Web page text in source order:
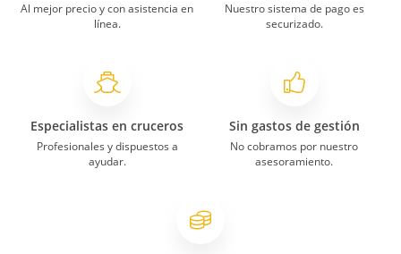
Al mejor precio y con asistencia en
línea.
Nuestro sistema de pago es
securizado.
Especialistas en cruceros
Profesionales y dispuestos a
ayudar.
Sin gastos de gestión
No cobramos por nuestro
asesoramiento.